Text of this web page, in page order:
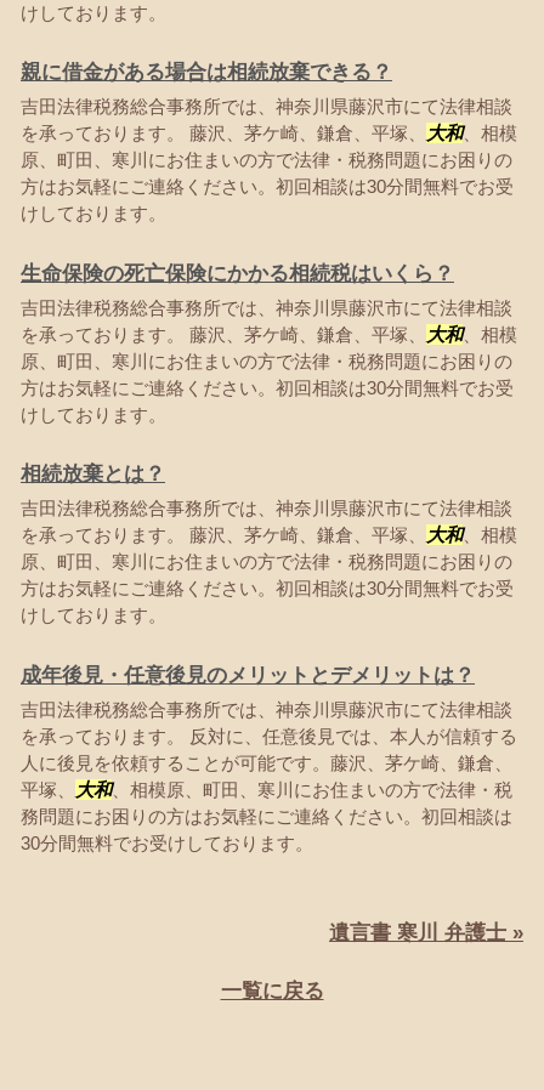
けしております。
親に借金がある場合は相続放棄できる？
吉田法律税務総合事務所では、神奈川県藤沢市にて法律相談
を承っております。 藤沢、茅ケ崎、鎌倉、平塚、
大和、相模
原、町田、寒川にお住まいの方で法律・税務問題にお困りの
方はお気軽にご連絡ください。初回相談は30分間無料でお受
けしております。
生命保険の死亡保険にかかる相続税はいくら？
吉田法律税務総合事務所では、神奈川県藤沢市にて法律相談
を承っております。 藤沢、茅ケ崎、鎌倉、平塚、
大和、相模
原、町田、寒川にお住まいの方で法律・税務問題にお困りの
方はお気軽にご連絡ください。初回相談は30分間無料でお受
けしております。
相続放棄とは？
吉田法律税務総合事務所では、神奈川県藤沢市にて法律相談
を承っております。 藤沢、茅ケ崎、鎌倉、平塚、
大和、相模
原、町田、寒川にお住まいの方で法律・税務問題にお困りの
方はお気軽にご連絡ください。初回相談は30分間無料でお受
けしております。
成年後見・任意後見のメリットとデメリットは？
吉田法律税務総合事務所では、神奈川県藤沢市にて法律相談
を承っております。 反対に、任意後見では、本人が信頼する
人に後見を依頼することが可能です。藤沢、茅ケ崎、鎌倉、
平塚、
大和、相模原、町田、寒川にお住まいの方で法律・税
務問題にお困りの方はお気軽にご連絡ください。初回相談は
30分間無料でお受けしております。
遺言書 寒川 弁護士 »
一覧に戻る